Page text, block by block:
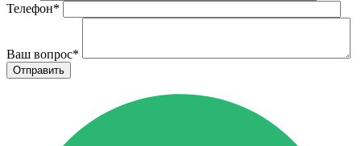
Телефон*
Ваш вопрос*